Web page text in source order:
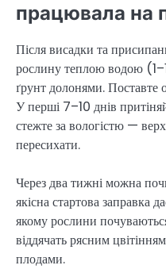
працювала на
Після висадки та
рослину теплою водою
ґрунт долонями. Поставте
У перші 7–10 днів
стежте за вологістю —
пересихати.
Через два тижні можна
якісна стартова заправка
якому рослини
віддячать рясним
плодами.